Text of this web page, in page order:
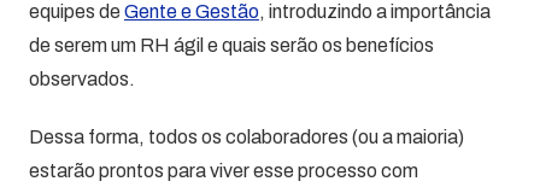
equipes deGente e Gestão, introduzindo a importância
de serem um RH ágil e quais serão os benefícios
observados.
Dessa forma, todos os colaboradores (ou a maioria)
estarão prontos para viver esse processo com